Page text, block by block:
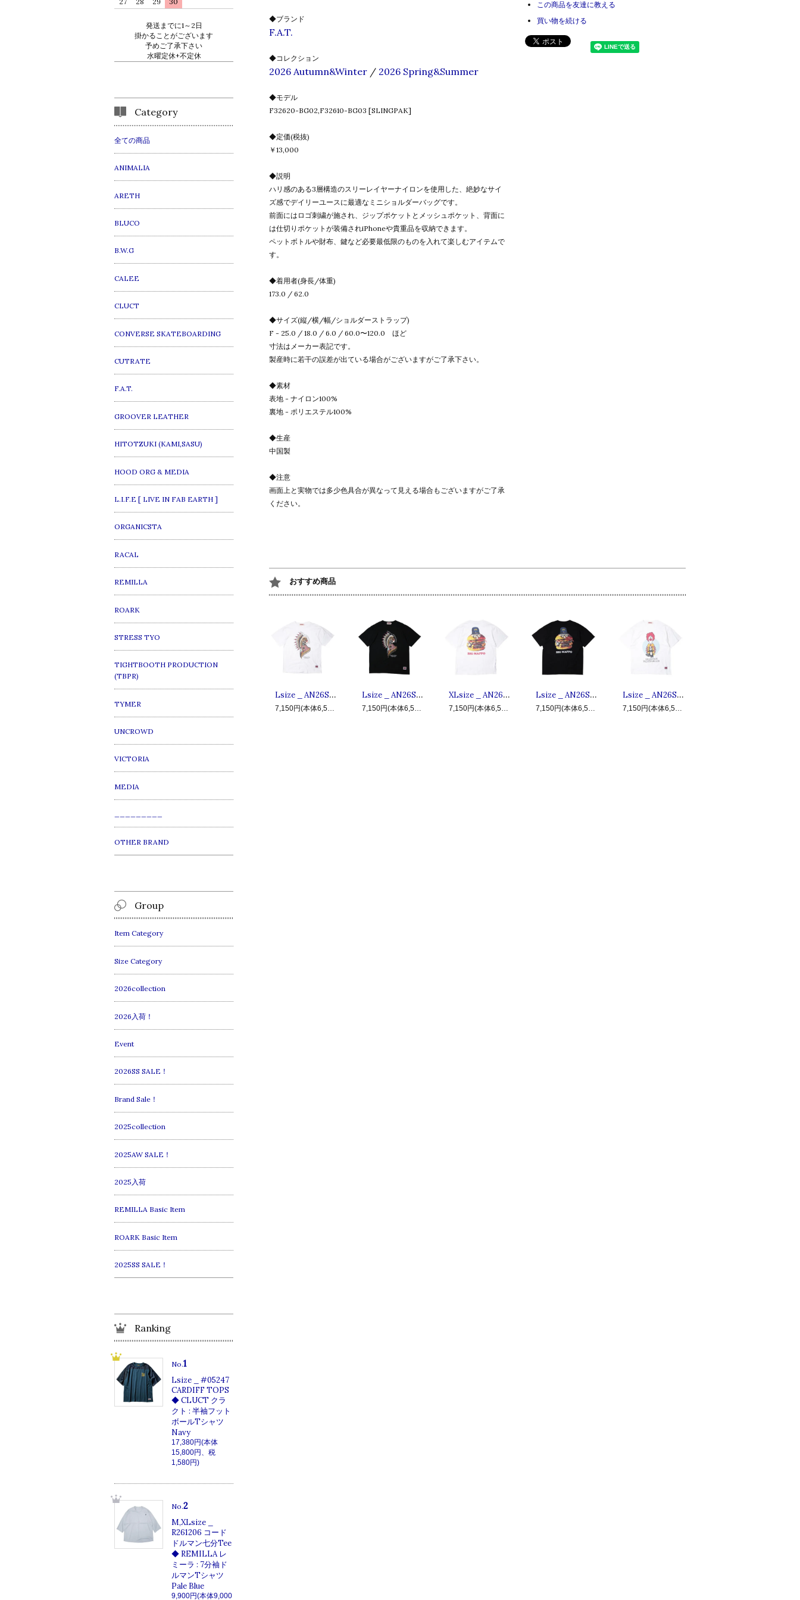
この商品を友達に教える
買い物を続ける
◆ブランド
F.A.T.
◆コレクション
2026 Autumn&Winter / 2026 Spring&Summer
◆モデル
F32620-BG02,F32610-BG03 [SLINGPAK]
◆定価(税抜)
￥13,000
◆説明
ハリ感のある3層構造のスリーレイヤーナイロンを使用した、絶妙なサイ
ズ感でデイリーユースに最適なミニショルダーバッグです。
前面にはロゴ刺繍が施され、ジップポケットとメッシュポケット、背面に
は仕切りポケットが装備されiPhoneや貴重品を収納できます。
ペットボトルや財布、鍵など必要最低限のものを入れて楽しむアイテムで
す。
◆着用者(身長/体重)
173.0 / 62.0
◆サイズ(縦/横/幅/ショルダーストラップ)
F - 25.0 / 18.0 / 6.0 / 60.0〜120.0 ほど
寸法はメーカー表記です。
製産時に若干の誤差が出ている場合がございますがご了承下さい。
◆素材
表地 - ナイロン100%
裏地 - ポリエステル100%
◆生産
中国製
◆注意
画面上と実物では多少色具合が異なって見える場合もございますがご了承
ください。
おすすめ商品
Lsize _ AN26SU-TE06 HISTORY OF USA ◆ ANIMALIA アニマリア : 半袖ウォーボンネットTシャツ White
7,150円(本体6,500円、税650円)
Lsize _ AN26SU-TE06 HISTORY OF USA ◆ ANIMALIA アニマリア : 半袖ウォーボンネットTシャツ Black
7,150円(本体6,500円、税650円)
XLsize _ AN26SU-TE09 BIG MAPPO ◆ ANIMALIA アニマリア : 半袖ビッグマッポTシャツ White
7,150円(本体6,500円、税650円)
Lsize _ AN26SU-TE09 BIG MAPPO ◆ ANIMALIA アニマリア : 半袖ビッグマッポTシャツ Black
7,150円(本体6,500円、税650円)
Lsize _ AN26SU-TE04 I'm Damn It ◆ ANIMALIA アニマリア : 半袖ドナルTシャツ White
7,150円(本体6,500円、税650円)
発送までに1～2日
掛かることがございます
予めご了承下さい
水曜定休+不定休
Category
全ての商品
ANIMALIA
ARETH
BLUCO
B.W.G
CALEE
CLUCT
CONVERSE SKATEBOARDING
CUTRATE
F.A.T.
GROOVER LEATHER
HITOTZUKI (KAMI,SASU)
HOOD ORG & MEDIA
L.I.F.E [ LIVE IN FAB EARTH ]
ORGANICSTA
RACAL
REMILLA
ROARK
STRESS TYO
TIGHTBOOTH PRODUCTION
(TBPR)
TYMER
UNCROWD
VICTORIA
MEDIA
OTHER BRAND
Group
Item Category
Size Category
2026collection
2026入荷！
Event
2026SS SALE！
Brand Sale！
2025collection
2025AW SALE！
2025入荷
REMILLA Basic Item
ROARK Basic Item
2025SS SALE！
Ranking
No.1
Lsize _ #05247
CARDIFF TOPS
◆ CLUCT クラ
クト : 半袖フット
ボールTシャツ
Navy
17,380円(本体
15,800円、税
1,580円)
No.2
M,XLsize _
R261206 コード
ドルマン七分Tee
◆ REMILLA レ
ミーラ : 7分袖ド
ルマンTシャツ
Pale Blue
9,900円(本体9,000